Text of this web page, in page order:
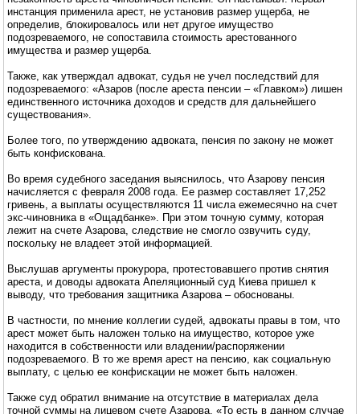
инстанция применила арест, не установив размер ущерба, не
определив, блокировалось или нет другое имущество
подозреваемого, не сопоставила стоимость арестованного
имущества и размер ущерба.
Также, как утверждал адвокат, судья не учел последствий для
подозреваемого: «Азаров (после ареста пенсии – «Главком») лишен
единственного источника доходов и средств для дальнейшего
существования».
Более того, по утверждению адвоката, пенсия по закону не может
быть конфискована.
Во время судебного заседания выяснилось, что Азарову пенсия
начисляется с февраля 2008 года. Ее размер составляет 17,252
гривень, а выплаты осуществляются 11 числа ежемесячно на счет
экс-чиновника в «Ощадбанке». При этом точную сумму, которая
лежит на счете Азарова, следствие не смогло озвучить суду,
поскольку не владеет этой информацией.
Выслушав аргументы прокурора, протестовавшего против снятия
ареста, и доводы адвоката Апеляционный суд Киева пришел к
выводу, что требования защитника Азарова – обоснованы.
В частности, по мнение коллегии судей, адвокаты правы в том, что
арест может быть наложен только на имущество, которое уже
находится в собственности или владении/распоряжении
подозреваемого. В то же время арест на пенсию, как социальную
выплату, с целью ее конфискации не может быть наложен.
Также суд обратил внимание на отсутствие в материалах дела
точной суммы на лицевом счете Азарова. «То есть в данном случае